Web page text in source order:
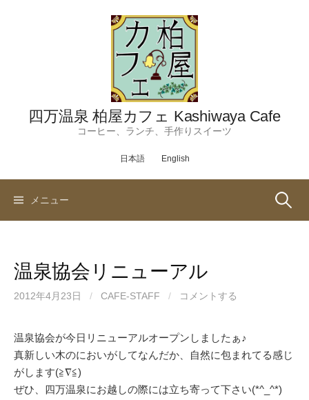
四万温泉 柏屋カフェ Kashiwaya Cafe
コーヒー、ランチ、手作りスイーツ
日本語 English
メニュー 検
温泉協会リニューアル
2012年4月23日 / CAFE-STAFF / コメントする
温泉協会が今日リニューアルオープンしましたぁ♪
真新しい木のにおいがしてなんだか、自然に包まれてる感じ
がします(≧∇≦)
ぜひ、四万温泉にお越しの際には立ち寄って下さい(*^_^*)